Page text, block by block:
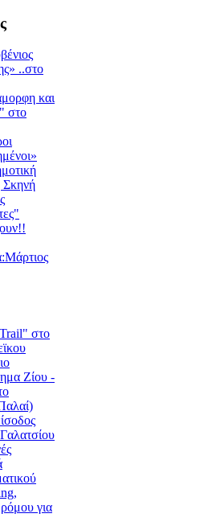
..στο
και
στο
Σκηνή
στο
Ζίου -
για